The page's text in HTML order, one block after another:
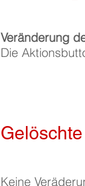
Veränderung
Die
Keine